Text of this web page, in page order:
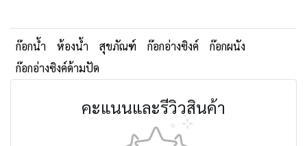
ก๊อกน้ำ ห้องน้ำ สุขภัณฑ์ ก๊อกอ่างซิงค์
ก๊อกผนัง
ก๊อกอ่างซิงค์ด้ามปัด
คะแนนและรีวิวสินค้า